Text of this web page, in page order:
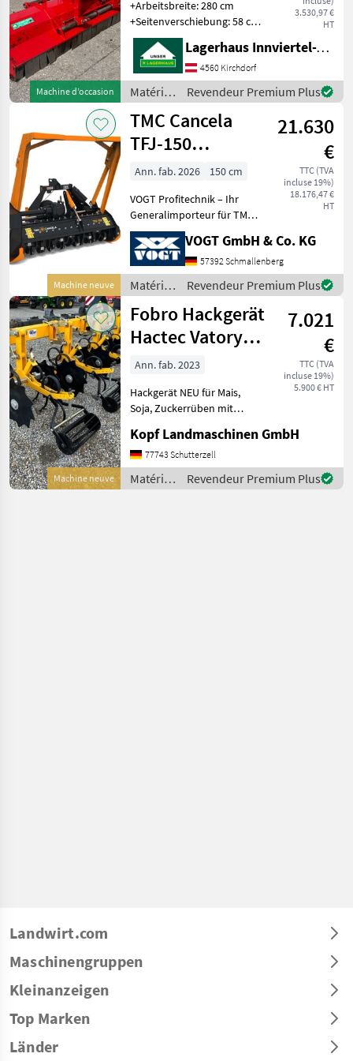
Machine d’occasion
3.530,97 €
HT
+Arbeitsbreite: 280 cm
+Seitenverschiebung: 58 cm
+Anzahl der Keilriemen: 5
Stück +Anzahl der Schlegel
(Hammerschlegel): 26 Stück
+Empfohlene Traktorleis
Lagerhaus Innviertel-Traunviertel-Urfahr eGen, Kirchdorf
4560 Kirchdorf
Matériels
de semis
/ Tehnos
Revendeur Premium Plus
Machine neuve
TMC Cancela
TFJ-150
Forstmulcher für
Traktor
21.630
€
TTC (TVA
incluse 19%)
18.176,47 €
HT
Ann. fab. 2026
150 cm
VOGT Profitechnik – Ihr
Generalimporteur für TMC
CANCELA in Deutschland &
Österreich = Große Auswahl
an TMC Forstmulchern,
Forstfräsen &
Steinbrechern für Schlep
VOGT GmbH & Co. KG
57392 Schmallenberg
Matériels
de semis
/ TMC
Cancela
Revendeur Premium Plus
Machine neuve
Fobro Hackgerät
Hactec Vatory
NEU 4 / 5 / 6 / 7
7.021
€
TTC (TVA
incluse 19%)
5.900 € HT
Ann. fab. 2023
Hackgerät NEU für Mais,
Soja, Zuckerrüben mit
Nr. 13576) 4-reihig, 5-reihig,
6-reihig, und 7-reihig
möglich Elemente
Parallelogramm, jedes
Kopf Landmaschinen GmbH
77743 Schutterzell
Matériels
de semis
Revendeur Premium Plus
Landwirt.com
Maschinengruppen
Kleinanzeigen
Top Marken
Länder